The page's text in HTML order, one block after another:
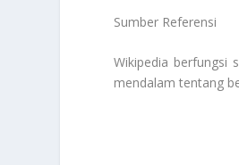
Sumber Referensi
Wikipedia berfungsi
mendalam tentang